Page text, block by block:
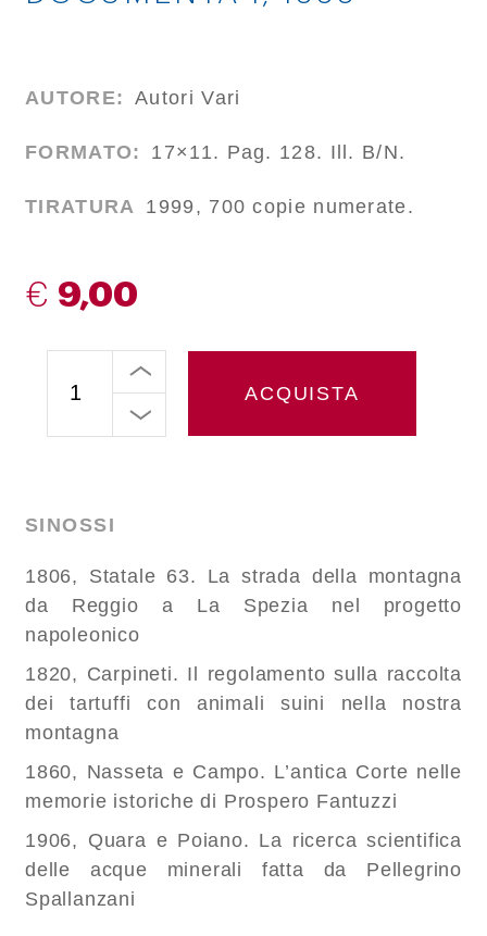
AUTORE: Autori Vari
FORMATO: 17×11. Pag. 128. Ill. B/N.
TIRATURA 1999, 700 copie numerate.
€ 9,00
ACQUISTA
SINOSSI
1806, Statale 63. La strada della montagna
da Reggio a La Spezia nel progetto
napoleonico
1820, Carpineti. Il regolamento sulla raccolta
dei tartuffi con animali suini nella nostra
montagna
1860, Nasseta e Campo. L’antica Corte nelle
memorie istoriche di Prospero Fantuzzi
1906, Quara e Poiano. La ricerca scientifica
delle acque minerali fatta da Pellegrino
Spallanzani